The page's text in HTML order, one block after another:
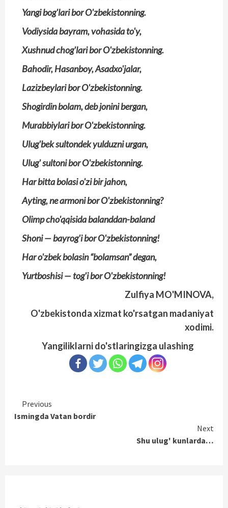
Yangi bog'lari bor O'zbekistonning.
Vodiysida bayram, vohasida to'y,
Xushnud chog'lari bor O'zbekistonning.
Bahodir, Hasanboy, Asadxo'jalar,
Lazizbeylari bor O'zbekistonning.
Shogirdin bolam, deb jonini bergan,
Murabbiylari bor O'zbekistonning.
Ulug'bek sultondek yulduzni urgan,
Ulug' sultoni bor O'zbekistonning.
Har bitta bolasi o'zi bir jahon,
Ayting, ne armoni bor O'zbekistonning?
Olimp cho'qqisida balanddan-baland
Shoni — bayrog'i bor O'zbekistonning!
Har o'zbek bolasin “bolamsan” degan,
Yurtboshisi — tog'i bor O'zbekistonning!
Zulfiya MO'MINOVA,
O'zbekistonda xizmat ko'rsatgan madaniyat
xodimi.
Yangiliklarni do'stlaringizga ulashing
Continue
Reading
Previous
Ismingda Vatan bordir
Next
Shu ulug' kunlarda…